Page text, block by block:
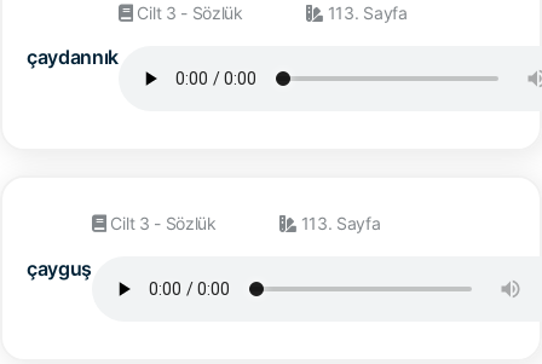
çaydannık
Cilt 3 - Sözlük 113. Sayfa
çayguş
Cilt 3 - Sözlük 113. Sayfa